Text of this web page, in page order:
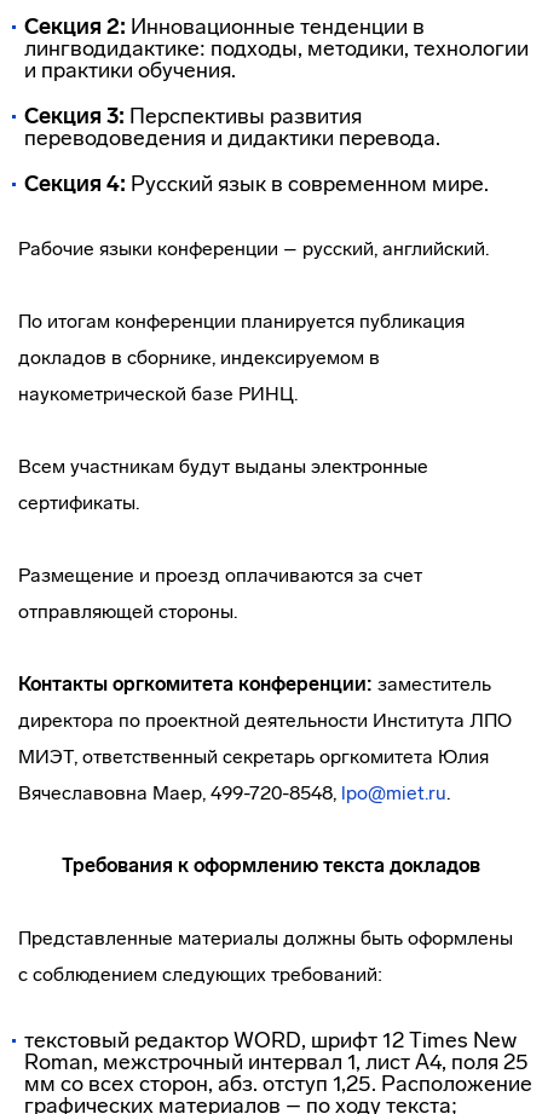
Секция 2: Инновационные тенденции в
лингводидактике: подходы, методики, технологии
и практики обучения.
Секция 3: Перспективы развития
переводоведения и дидактики перевода.
Секция 4: Русский язык в современном мире.
Рабочие языки конференции – русский, английский.
По итогам конференции планируется публикация
докладов в сборнике, индексируемом в
наукометрической базе РИНЦ.
Всем участникам будут выданы электронные
сертификаты.
Размещение и проезд оплачиваются за счет
отправляющей стороны.
Контакты оргкомитета конференции: заместитель
директора по проектной деятельности Института ЛПО
МИЭТ, ответственный секретарь оргкомитета Юлия
Вячеславовна Маер, 499-720-8548, lpo@miet.ru.
Требования к оформлению текста докладов
Представленные материалы должны быть оформлены
с соблюдением следующих требований:
текстовый редактор WORD, шрифт 12 Тimes New
Rоman, межстрочный интервал 1, лист А4, поля 25
мм со всех сторон, абз. отступ 1,25. Расположение
графических материалов – по ходу текста;